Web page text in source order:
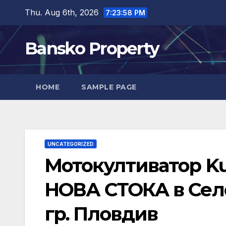
content
Thu. Aug 6th, 2026 7:23:59 PM
Bansko Property
HOME SAMPLE PAGE
UNCATEGORIZED
Мотокултиватор
НОВА СТОКА в
гр. Пловдив